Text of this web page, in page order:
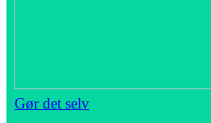
Gør det selv